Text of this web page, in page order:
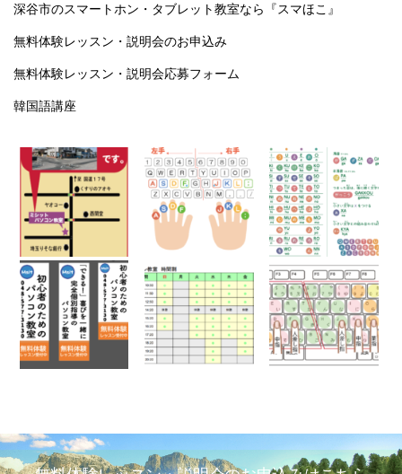
深谷市のスマートホン・タブレット教室なら『スマほこ』
無料体験レッスン・説明会のお申込み
無料体験レッスン・説明会応募フォーム
韓国語講座